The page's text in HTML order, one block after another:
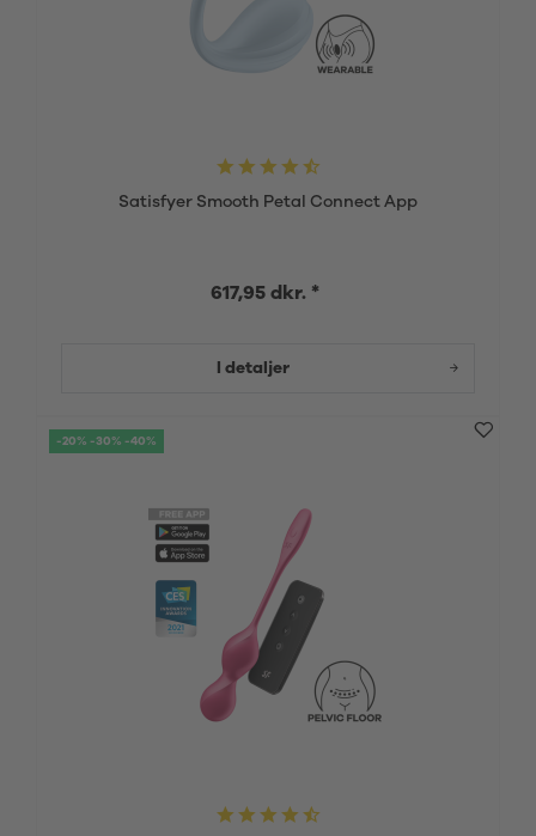
Satisfyer Smooth Petal Connect App
617,95 dkr. *
I detaljer
-20% -30% -40%